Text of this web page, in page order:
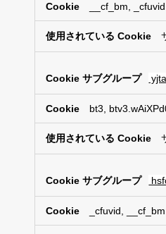
__cf_bm, _cfuvid
bt3,
_cfuvid, __cf_bm